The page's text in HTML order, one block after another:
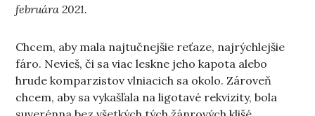
februára 2021.
Chcem, aby mala najtučnejšie reťaze, najrýchlejšie
fáro. Nevieš, či sa viac leskne jeho kapota alebo
hrude komparzistov vlniacich sa okolo. Zároveň
chcem, aby sa vykašľala na ligotavé rekvizity, bola